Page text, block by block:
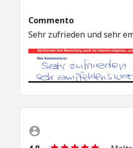
Commento
Sehr zufrieden und sehr